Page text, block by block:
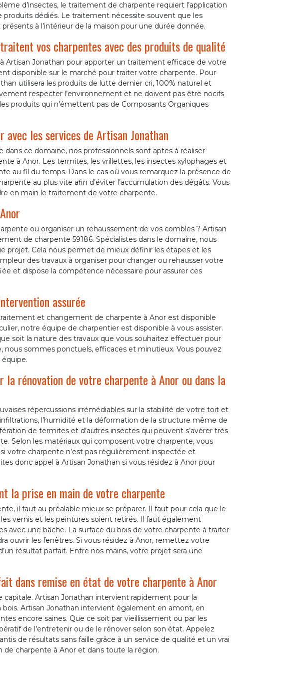
d’insectes, le traitement de charpente requiert l’application
produits dédiés. Le traitement nécessite souvent que les
à l’intérieur de la maison pour une durée donnée.
vos charpentes avec des produits de qualité
à Artisan Jonathan pour apporter un traitement efficace de votre
disponible sur le marché pour traiter votre charpente. Pour
utilisera les produits de lutte dernier cri, 100% naturel et
respecter l’environnement et ne doivent pas être nocifs
produits qui n'émettent pas de Composants Organiques
les services de Artisan Jonathan
dans ce domaine, nos professionnels sont aptes à réaliser
à Anor. Les termites, les vrillettes, les insectes xylophages et
au fil du temps. Dans le cas où vous remarquez la présence de
au plus vite afin d’éviter l’accumulation des dégâts. Vous
en main le traitement de votre charpente.
ou organiser un rehaussement de vos combles ? Artisan
de charpente 59186. Spécialistes dans le domaine, nous
projet. Cela nous permet de mieux définir les étapes et les
des travaux à organiser pour changer ou rehausser votre
et dispose la compétence nécessaire pour assurer ces
assurée
et changement de charpente à Anor est disponible
notre équipe de charpentier est disponible à vous assister.
soit la nature des travaux que vous souhaitez effectuer pour
sommes ponctuels, efficaces et minutieux. Vous pouvez
la rénovation de votre charpente à Anor ou dans la
répercussions irrémédiables sur la stabilité de votre toit et
l’humidité et la déformation de la structure même de
de termites et d’autres insectes qui peuvent s’avérer très
Selon les matériaux qui composent votre charpente, vous
votre charpente n’est pas régulièrement inspectée et
donc appel à Artisan Jonathan si vous résidez à Anor pour
la prise en main de votre charpente
il faut au préalable mieux se préparer. Il faut pour cela que le
vernis et les peintures soient retirés. Il faut également
avec une bâche. La surface du bois de votre charpente à traiter
ouvrir les fenêtres. Si vous résidez à Anor, remettez votre
résultat parfait. Entre nos mains, votre projet sera une
dans remise en état de votre charpente à Anor
Artisan Jonathan intervient rapidement pour la
Artisan Jonathan intervient également en amont, en
encore saines. Que ce soit par vieillissement ou par les
de l’entretenir ou de le rénover selon son état. Appelez
de résultats sans faille grâce à un service de qualité et un vrai
de charpente à Anor et dans toute la région.